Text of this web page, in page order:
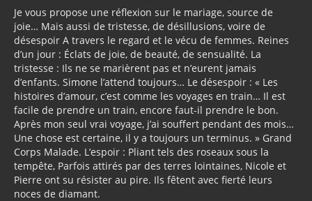
Je vous propose une réflexion sur le mariage, source de
joie… Mais aussi de tristesse, de désillusions, voire de
désespoir A travers le regard et le vécu de femmes. Reines
d’un jour : Éclats de joie, de beauté, de sensualité. La
tristesse : Ils ne se marièrent pas et n’eurent jamais
d’enfants. Simone l’attend toujours… Le désespoir : « Les
histoires d’amour, c’est comme les voyages en train… Il est
facile de prendre un train, encore faut-il prendre le bon.
Après mon seul vrai voyage, j’ai souffert pendant des mois…
Une chose est certaine, il y a toujours un terminus. » Grand
Corps Malade. L’espoir : Pliant tels des roseaux sous la
tempête, Parfois attirés par des terres lointaines, Nicole et
Pierre ont su résister au pire. Ils fêtent avec fierté leurs
noces de diamant.